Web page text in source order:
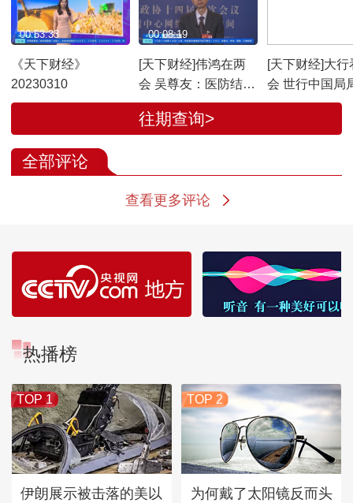
《天下财经》
20230310
00:53:33
[天下财经]伟鸿在两
会 吴尊友：医防结合
对流行病防治非常重
要
00:08:19
[天下财经]大行
会 世行中国局
中国经济增长
往期查询>
全部评论
查看更多评论
热播榜
TOP 1
伊朗展示被击落的美以
TOP 2
为何戴了太阳镜反而头